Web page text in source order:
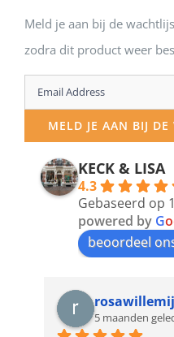
Meld je aan bij de
zodra dit product weer
Enter
your
email
address
MELD JE AAN BIJ DE
KECK & LISA
4.3
Gebaseerd op
powered by Go
beoordeel
5 maanden